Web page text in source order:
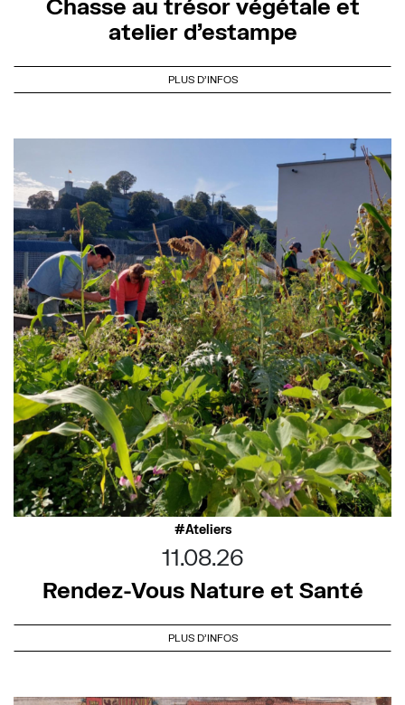
Chasse au trésor végétale et
atelier d’estampe
PLUS D'INFOS
Ateliers
11.08.26
Rendez-Vous Nature et Santé
PLUS D'INFOS